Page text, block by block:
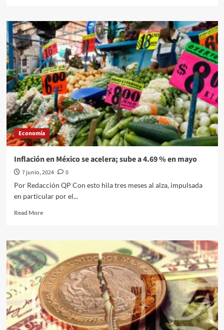
El
peso
modera
su
retroceso
tras
alcanzar
18.65
unidades
por
dólar
y
se
cotizaba
mediodía
en
torno
18.35
previo
Sheinbaum-
AMLO
Economía
Inflación en México se acelera; sube a 4.69 % en mayo
7 junio, 2024
0
Por Redacción QP Con esto hila tres meses al alza, impulsada
en particular por el...
Read MoreRead
Inflación
en
México
se
acelera;
sube
a
4.69
%
en